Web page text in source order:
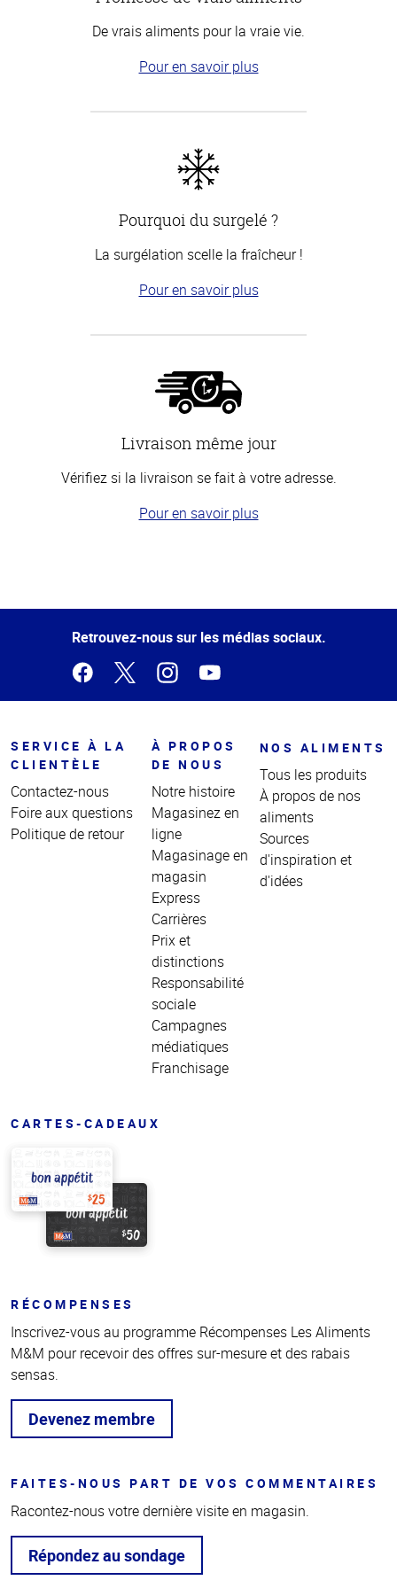
De vrais aliments pour la vraie vie.
Pour en savoir plus
Pourquoi du surgelé ?
La surgélation scelle la fraîcheur !
Pour en savoir plus
Livraison même jour
Vérifiez si la livraison se fait à votre adresse.
Pour en savoir plus
de la
Retrouvez-nous sur les médias sociaux.
SERVICE À LA
CLIENTÈLE
Contactez-nous
Foire aux questions
Politique de retour
À PROPOS
DE NOUS
Notre histoire
Magasinez en
ligne
Magasinage en
magasin
Express
Carrières
Prix et
distinctions
Responsabilité
sociale
Campagnes
médiatiques
Franchisage
NOS ALIMENTS
Tous les produits
À propos de nos
aliments
Sources
d'inspiration et
d'idées
CARTES-CADEAUX
RÉCOMPENSES
Inscrivez-vous au programme Récompenses Les Aliments
M&M pour recevoir des offres sur-mesure et des rabais
sensas.
Devenez membre
FAITES-NOUS PART DE VOS COMMENTAIRES
Racontez-nous votre dernière visite en magasin.
Répondez au sondage